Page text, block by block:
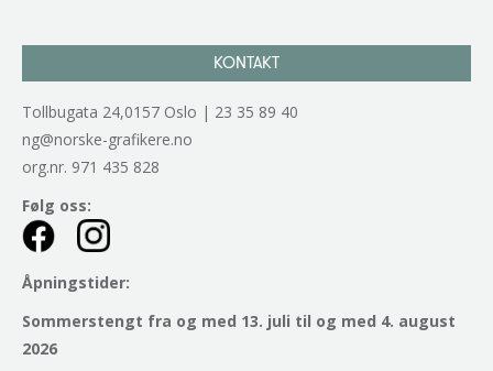
KONTAKT
Tollbugata 24,0157 Oslo | 23 35 89 40
ng@norske-grafikere.no
org.nr. 971 435 828
Følg oss:
Åpningstider:
Sommerstengt fra og med 13. juli til og med 4. august
2026